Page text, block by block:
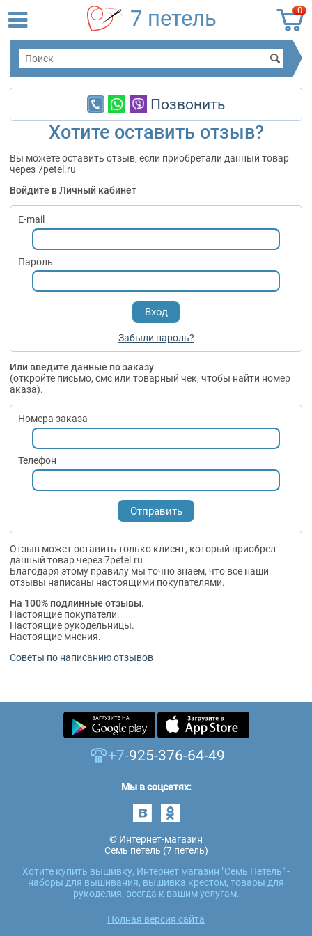
0
7 петель
Позвонить
Хотите оставить отзыв?
Вы можете оставить отзыв, если приобретали данный товар
через 7petel.ru
Войдите в Личный кабинет
E-mail
Пароль
Забыли пароль?
Или введите данные по заказу
(откройте письмо, смс или товарный чек, чтобы найти номер
аказа).
Номера заказа
Телефон
Отзыв может оставить только клиент, который приобрел
данный товар через 7petel.ru
Благодаря этому правилу мы точно знаем, что все наши
отзывы написаны настоящими покупателями.
На 100% подлинные отзывы.
Настоящие покупатели.
Настоящие рукодельницы.
Настоящие мнения.
Советы по написанию отзывов
+7-925-376-64-49
Мы в соцсетях:
© Интернет-магазин
Семь петель (7 петель)
Хотите купить вышивку, Интернет магазин "Семь Петель" -
наборы для вышивания, вышивка крестом, товары для
рукоделия, всегда к вашим услугам.
Полная версия сайта